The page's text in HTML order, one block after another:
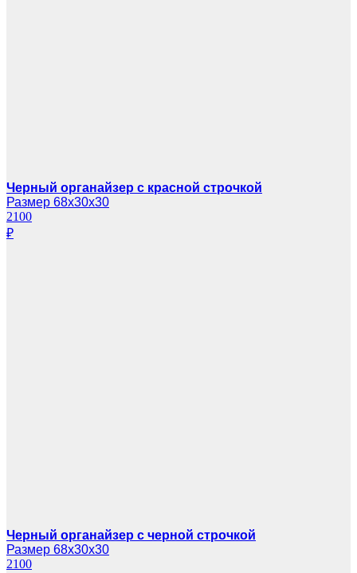
Черный органайзер с красной строчкой
Размер 68х30х30
2100
₽
Черный органайзер с черной строчкой
Размер 68х30х30
2100